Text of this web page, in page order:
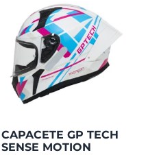
CAPACETE GP TECH
SENSE MOTION